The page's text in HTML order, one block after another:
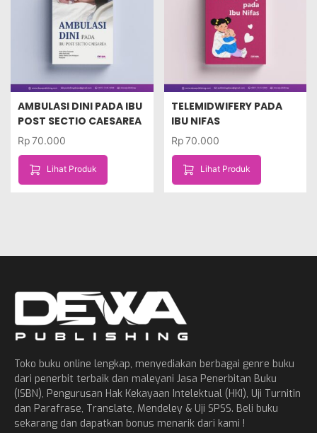
AMBULASI DINI PADA IBU
POST SECTIO CAESAREA
Rp70.000
Lihat Produk
TELEMIDWIFERY PADA
IBU NIFAS
Rp70.000
Lihat Produk
Toko buku online lengkap, menyediakan berbagai genre buku
dari penerbit terbaik dan maleyani Jasa Penerbitan Buku
(ISBN), Pengurusan Hak Kekayaan Intelektual (HKI), Uji Turnitin
dan Parafrase, Translate, Mendeley & Uji SPSS. Beli buku
sekarang dan dapatkan bonus menarik dari kami !